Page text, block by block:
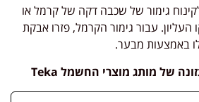
גימור של שכבה דקה של קרמל או
העליון. עבור גימור הקרמל, פזרו אבקת
באמצעות מבער.
של מותג מוצרי החשמל Teka